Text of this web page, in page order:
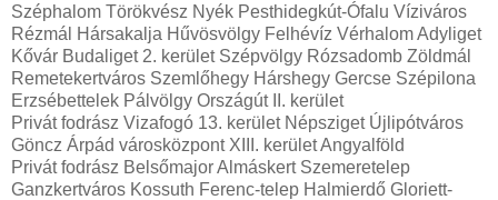
Széphalom Törökvész Nyék Pesthidegkút-Ófalu Víziváros
Rézmál Hársakalja Hűvösvölgy Felhévíz Vérhalom Adyliget
Kővár Budaliget 2. kerület Szépvölgy Rózsadomb Zöldmál
Remetekertváros Szemlőhegy Hárshegy Gercse Szépilona
Erzsébettelek Pálvölgy Országút II. kerület
Privát fodrász Vizafogó 13. kerület Népsziget Újlipótváros
Göncz Árpád városközpont XIII. kerület Angyalföld
Privát fodrász Belsőmajor Almáskert Szemeretelep
Ganzkertváros Kossuth Ferenc-telep Halmierdő Gloriett-